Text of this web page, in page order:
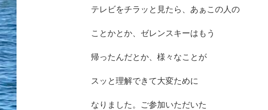
テレビをチラッと見たら、あぁこの人の
ことかとか、ゼレンスキーはもう
帰ったんだとか、様々なことが
スッと理解できて大変ために
なりました。ご参加いただいた